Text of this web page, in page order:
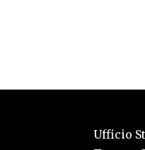
Ufficio